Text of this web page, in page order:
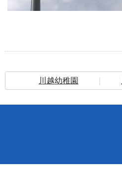
川越幼稚園